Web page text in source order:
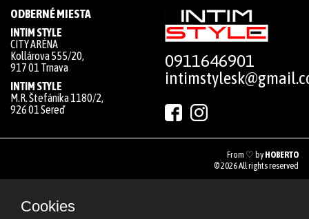
ODBERNÉ MIESTA
INTIM STYLE
CITY ARÉNA
Kollárova 555/20,
917 01 Trnava
INTIM STYLE
M.R. Štefánika 1180/2,
926 01 Sereď
0911646901
From ♡ by HOBERTO
© 2026 All rights reserved
Cookies